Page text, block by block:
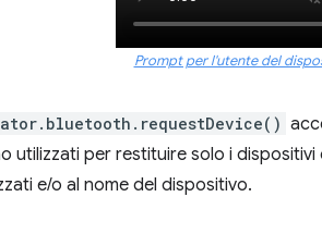
Prompt per l'utente del
utilizzati per restituire solo i
e/o al nome del dispositivo.